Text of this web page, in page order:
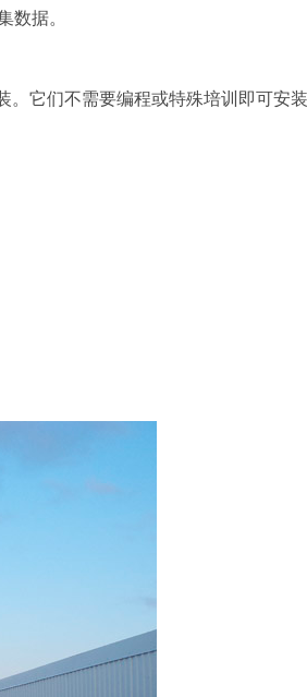
据。
它们不需要编程或特殊培训即可安装